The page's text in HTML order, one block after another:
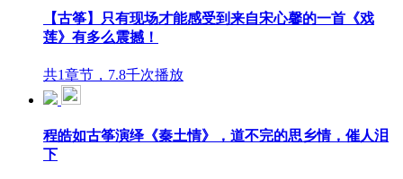
【古筝】只有现场才能感受到来自宋心馨的一首《戏
莲》有多么震撼！
共1章节，7.8千次播放
程皓如古筝演绎《秦土情》，道不完的思乡情，催人泪
下